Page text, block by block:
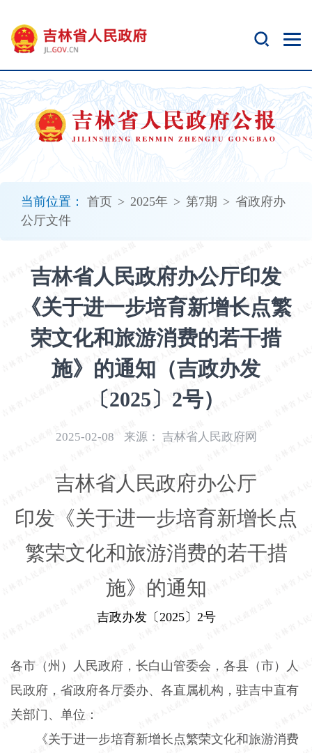
当前位置： 首页 > 2025年 > 第7期 > 省政府办
公厅文件
吉林省人民政府办公厅印发
《关于进一步培育新增长点繁
荣文化和旅游消费的若干措
施》的通知（吉政办发
〔2025〕2号）
2025-02-08 来源： 吉林省人民政府网
吉林省人民政府办公厅
印发《关于进一步培育新增长点
繁荣文化和旅游消费的若干措
施》的通知
吉政办发〔2025〕 2号
各市（州）人民政府，长白山管委会，各县（市）人
民政府，省政府各厅委办、各直属机构，驻吉中直有
关部门、单位：
《关于进一步培育新增长点繁荣文化和旅游消费
开
无
障
碍
说
明
加